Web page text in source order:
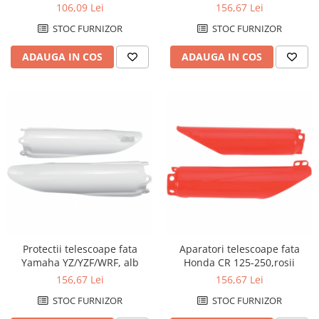
Kit abtibilde
Protectie Rezervor
Accesorii puig
Bieleta
Pivoti
Set cap de bara
Parbriz
Pedale schimbator
Plasticuri Enduro/Mx
Protectii cadru / motor
Robinet benzina
Soc
Buson
Pompa ulei
Sistem pornire
Capac pornire
Semiluna pornire
Sistem racire motor
Angrenaj pompa apa
Capac racire motor
106,09 Lei
STOC FURNIZOR
ADAUGA IN COS
07/WRF05-06
156,67 Lei
STOC FURNIZOR
ADAUGA IN COS
Protectii telescoape fata
Yamaha YZ/YZF/WRF, alb
156,67 Lei
STOC FURNIZOR
Aparatori telescoape fata
Honda CR 125-250,rosii
156,67 Lei
STOC FURNIZOR